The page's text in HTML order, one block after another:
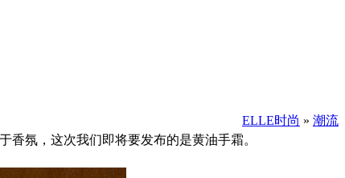
ELLE时尚 » 潮流
氛，这次我们即将要发布的是黄油手霜。